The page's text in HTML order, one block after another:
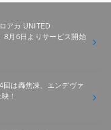
アカ UNITED
8月6日よりサービス開始
回は轟焦凍、エンデヴァ
！